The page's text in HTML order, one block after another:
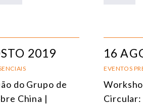
2019
do Grupo de
China |
16
EVENTOS
Circular: